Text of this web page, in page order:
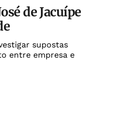
de Jacuípe
supostas
entre empresa e